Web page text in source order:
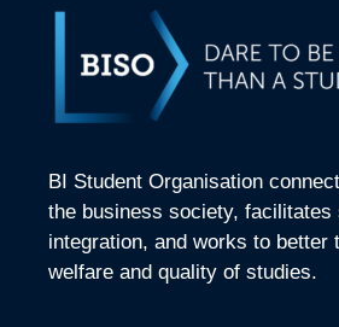
BI Student Organisation
the business society, facilitates
integration, and works to better
welfare and quality of studies.